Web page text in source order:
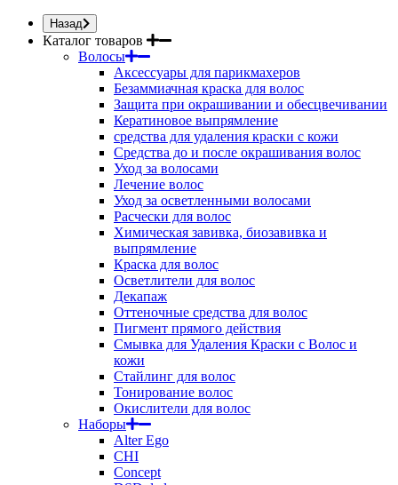
Назад
Каталог товаров
Волосы
Аксессуары для парикмахеров
Безаммиачная краска для волос
Защита при окрашивании и обесцвечивании
Кератиновое выпрямление
средства для удаления краски с кожи
Средства до и после окрашивания волос
Уход за волосами
Лечение волос
Уход за осветленными волосами
Расчески для волос
Химическая завивка, биозавивка и
выпрямление
Краска для волос
Осветлители для волос
Декапаж
Оттеночные средства для волос
Пигмент прямого действия
Смывка для Удаления Краски с Волос и
кожи
Стайлинг для волос
Тонирование волос
Окислители для волос
Наборы
Alter Ego
CHI
Concept